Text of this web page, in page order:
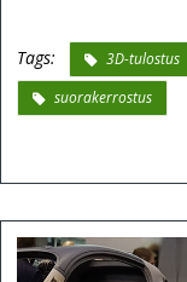
Tags: 3D-tulostus
suorakerrostus